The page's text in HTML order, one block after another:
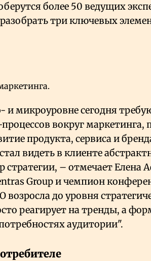
более 50 ведущих
три ключевых
микроуровне сегодня
вокруг маркетинга,
продукта, сервиса и
видеть в клиенте
стратегии, – отмечаетЕлена
Group и чемпион
до уровня
реагирует на тренды, а
аудитории".